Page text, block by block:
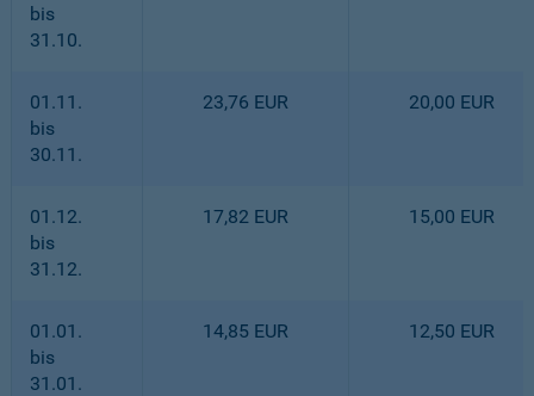
bis
31.10.
01.11.
bis
30.11.
23,76 EUR 20,00 EUR
01.12.
bis
31.12.
17,82 EUR 15,00 EUR
01.01.
bis
31.01.
14,85 EUR 12,50 EUR